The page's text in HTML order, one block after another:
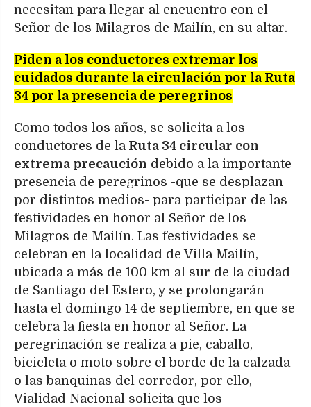
necesitan para llegar al encuentro con el
Señor de los Milagros de Mailín, en su altar.
Piden a los conductores extremar los
cuidados durante la circulación por la Ruta
34 por la presencia de peregrinos
Como todos los años, se solicita a los
conductores de laRuta 34 circular con
extrema precaución debido a la importante
presencia de peregrinos -que se desplazan
por distintos medios- para participar de las
festividades en honor al Señor de los
Milagros de Mailín. Las festividades se
celebran en la localidad de Villa Mailín,
ubicada a más de 100 km al sur de la ciudad
de Santiago del Estero, y se prolongarán
hasta el domingo 14 de septiembre, en que se
celebra la fiesta en honor al Señor. La
peregrinación se realiza a pie, caballo,
bicicleta o moto sobre el borde de la calzada
o las banquinas del corredor, por ello,
Vialidad Nacional solicita que los